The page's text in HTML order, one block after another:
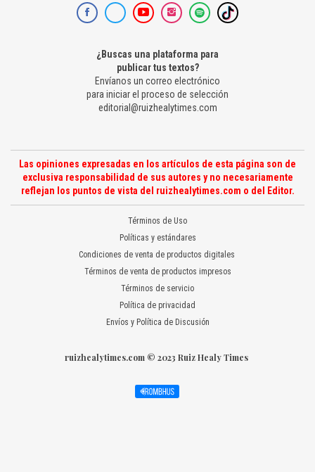
¿Buscas una plataforma para
publicar tus textos?
Envíanos un correo electrónico
para iniciar el proceso de selección
editorial@ruizhealytimes.com
Las opiniones expresadas en los artículos de esta página son de
exclusiva responsabilidad de sus autores y no necesariamente
reflejan los puntos de vista del ruizhealytimes.com o del Editor.
Términos de Uso
Políticas y estándares
Condiciones de venta de productos digitales
Términos de venta de productos impresos
Términos de servicio
Política de privacidad
Envíos y Política de Discusión
ruizhealytimes.com © 2023 Ruiz Healy Times